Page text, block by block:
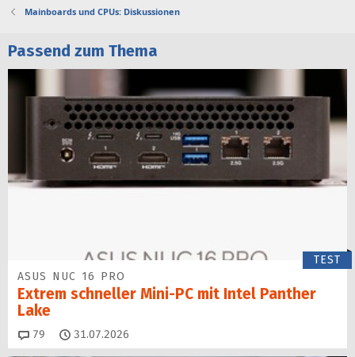
Mainboards und CPUs: Diskussionen
Passend zum Thema
TEST
ASUS NUC 16 PRO
Extrem schneller Mini-PC mit Intel Panther
Lake
79 Kommentare
31.07.2026